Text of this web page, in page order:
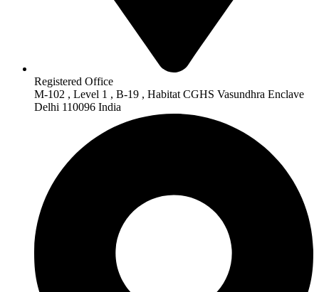
Registered Office
M-102 , Level 1 , B-19 , Habitat CGHS Vasundhra Enclave
Delhi 110096 India